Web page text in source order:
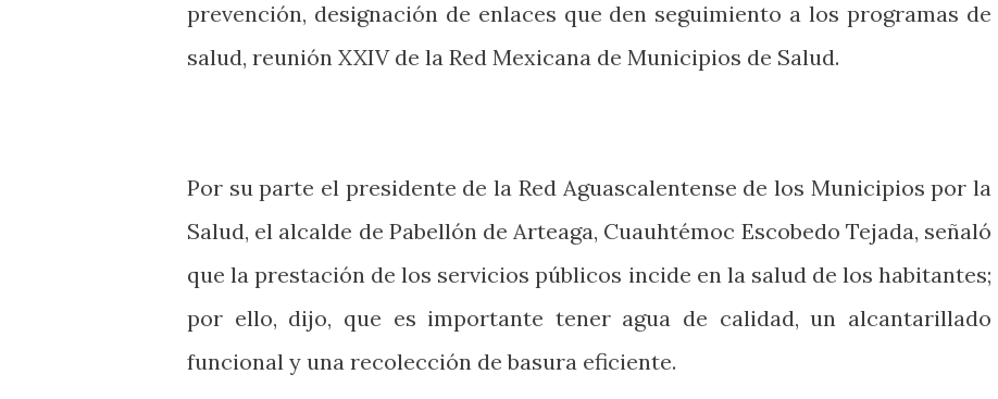
prevención, designación de enlaces que den seguimiento a los programas de
salud, reunión XXIV de la Red Mexicana de Municipios de Salud.
Por su parte el presidente de la Red Aguascalentense de los Municipios por la
Salud, el alcalde de Pabellón de Arteaga, Cuauhtémoc Escobedo Tejada, señaló
que la prestación de los servicios públicos incide en la salud de los habitantes;
por ello, dijo, que es importante tener agua de calidad, un alcantarillado
funcional y una recolección de basura eficiente.